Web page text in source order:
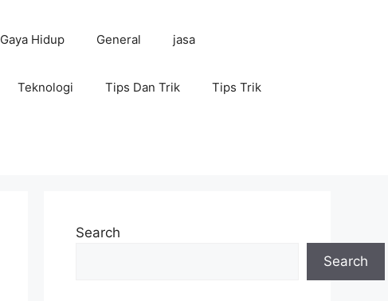
Gaya Hidup General jasa
Teknologi Tips Dan Trik Tips Trik
Search
Search